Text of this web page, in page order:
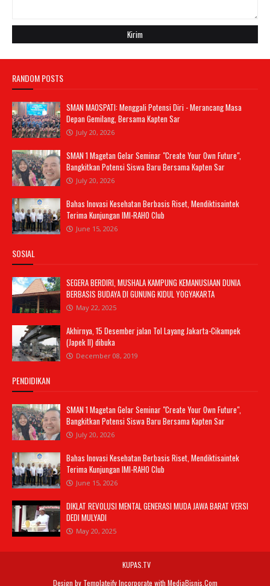
RANDOM POSTS
SMAN MAOSPATI: Menggali Potensi Diri - Merancang Masa
Depan Gemilang, Bersama Kapten Sar
July 20, 2026
SMAN 1 Magetan Gelar Seminar "Create Your Own Future",
Bangkitkan Potensi Siswa Baru Bersama Kapten Sar
July 20, 2026
Bahas Inovasi Kesehatan Berbasis Riset, Mendiktisaintek
Terima Kunjungan IMI-RAHO Club
June 15, 2026
SOSIAL
SEGERA BERDIRI, MUSHALA KAMPUNG KEMANUSIAAN DUNIA
BERBASIS BUDAYA DI GUNUNG KIDUL YOGYAKARTA
May 22, 2025
Akhirnya, 15 Desember jalan Tol Layang Jakarta-Cikampek
(Japek II) dibuka
December 08, 2019
PENDIDIKAN
SMAN 1 Magetan Gelar Seminar "Create Your Own Future",
Bangkitkan Potensi Siswa Baru Bersama Kapten Sar
July 20, 2026
Bahas Inovasi Kesehatan Berbasis Riset, Mendiktisaintek
Terima Kunjungan IMI-RAHO Club
June 15, 2026
DIKLAT REVOLUSI MENTAL GENERASI MUDA JAWA BARAT VERSI
DEDI MULYADI
May 20, 2025
KUPAS.TV
Design by TemplateifyIncorporate with MediaBisnis.Com